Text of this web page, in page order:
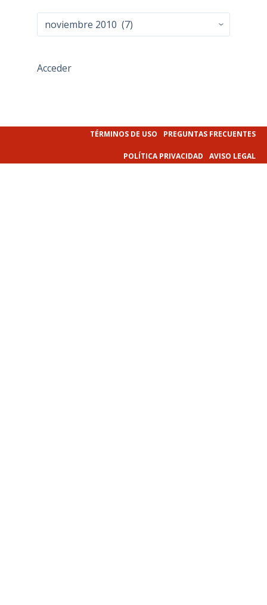
Archivo
Acceder
TÉRMINOS DE USO PREGUNTAS FRECUENTES
POLÍTICA PRIVACIDAD AVISO LEGAL